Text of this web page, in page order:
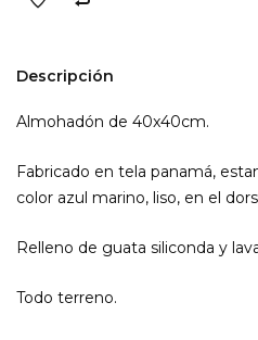
Descripción
Almohadón de 40x40cm.
Fabricado en tela panamá,
color azul marino, liso, en el
Relleno de guata siliconda y
Todo terreno.